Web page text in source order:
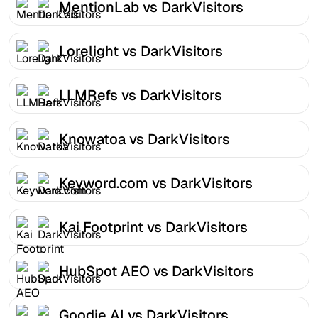
MentionLab vs DarkVisitors
Lorelight vs DarkVisitors
LLMRefs vs DarkVisitors
Knowatoa vs DarkVisitors
Keyword.com vs DarkVisitors
Kai Footprint vs DarkVisitors
HubSpot AEO vs DarkVisitors